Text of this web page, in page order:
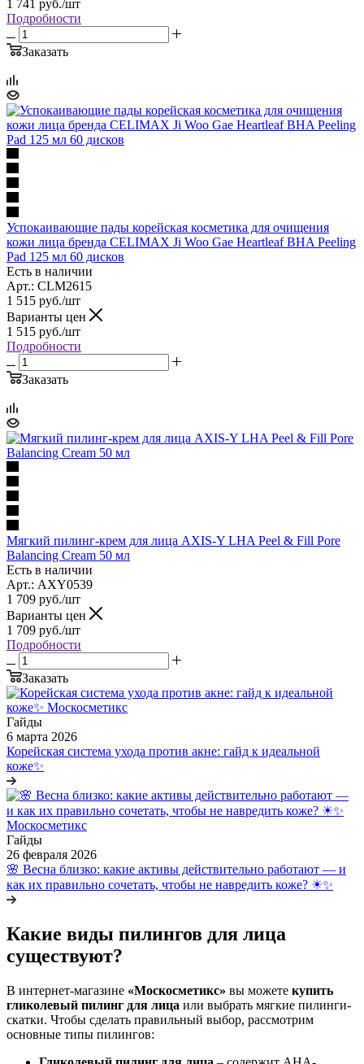
1 741 руб./шт
Подробности
Заказать
Успокаивающие пады корейская косметика для очищения
кожи лица бренда CELIMAX Ji Woo Gae Heartleaf BHA Peeling
Pad 125 мл 60 дисков
Есть в наличии
Арт.: CLM2615
1 515 руб./шт
Варианты цен
1 515 руб./шт
Подробности
Заказать
Мягкий пилинг-крем для лица AXIS-Y LHA Peel & Fill Pore
Balancing Cream 50 мл
Есть в наличии
Арт.: AXY0539
1 709 руб./шт
Варианты цен
1 709 руб./шт
Подробности
Заказать
Гайды
6 марта 2026
Корейская система ухода против акне: гайд к идеальной
коже✨
Гайды
26 февраля 2026
🌸 Весна близко: какие активы действительно работают — и
как их правильно сочетать, чтобы не навредить коже? ☀✨
Какие виды пилингов для лица
существуют?
В интернет-магазине «Москосметикс» вы можете купить
гликолевый пилинг для лица или выбрать мягкие пилинги-
скатки. Чтобы сделать правильный выбор, рассмотрим
основные типы пилингов: